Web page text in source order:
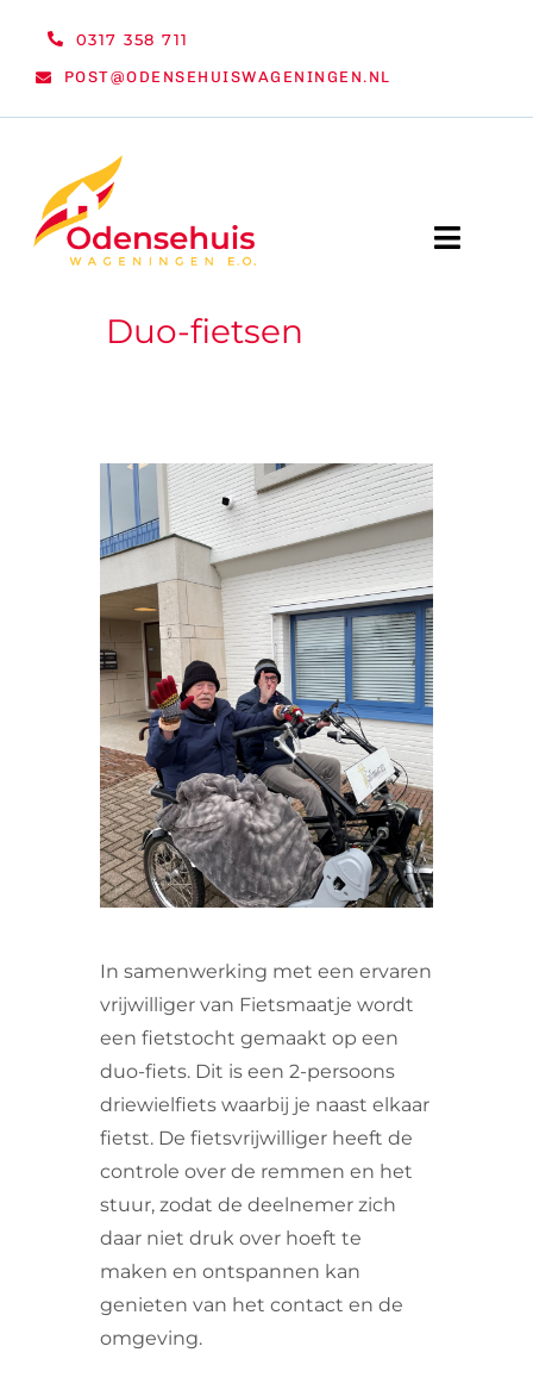
0317 358 711
POST@ODENSEHUISWAGENINGEN.NL
Toggle
WELKOM
ORGANISATIE
VRIJWILLIGERS & STAGIAIRES
CONTACT
Duo-fietsen
In samenwerking met een ervaren
vrijwilliger van Fietsmaatje wordt
een fietstocht gemaakt op een
duo-fiets. Dit is een 2-persoons
driewielfiets waarbij je naast elkaar
fietst. De fietsvrijwilliger heeft de
controle over de remmen en het
stuur, zodat de deelnemer zich
daar niet druk over hoeft te
maken en ontspannen kan
genieten van het contact en de
omgeving.